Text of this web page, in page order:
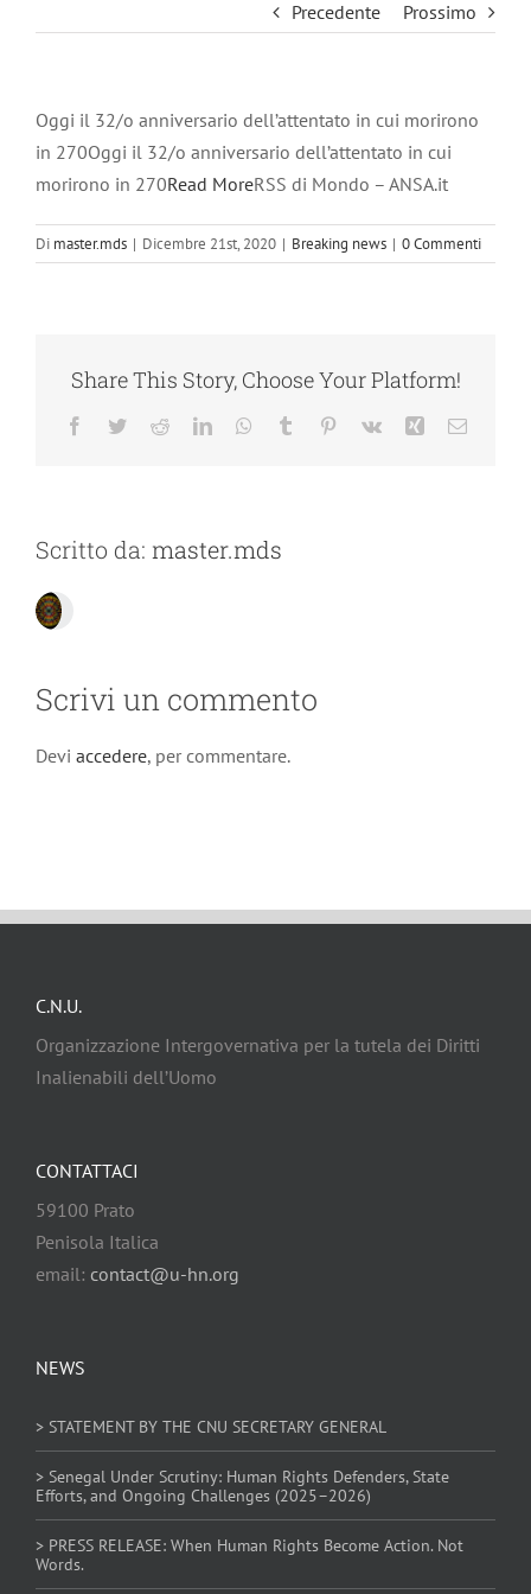
Precedente Prossimo
Oggi il 32/o anniversario dell’attentato in cui morirono
in 270Oggi il 32/o anniversario dell’attentato in cui
morirono in 270Read MoreRSS di Mondo – ANSA.it
Di master.mds | Dicembre 21st, 2020 | Breaking news | 0 Commenti
Share This Story, Choose Your Platform!
Facebook
TwitterRedditLinkedInWhatsApp
Tumblr Pinterest
Vk Xing Email
Scritto da: master.mds
Scrivi un commento
Devi accedere, per commentare.
C.N.U.
Organizzazione Intergovernativa per la tutela dei Diritti
Inalienabili dell’Uomo
NEWS
> STATEMENT BY THE CNU SECRETARY GENERAL
> Senegal Under Scrutiny: Human Rights Defenders, State
Efforts, and Ongoing Challenges (2025–2026)
> PRESS RELEASE: When Human Rights Become Action. Not
Words.
CONTATTACI
59100 Prato
Penisola Italica
email: contact@u-hn.org